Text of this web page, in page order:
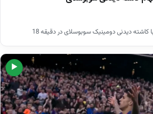
کاشته دیدنی دومینیک سوبوسلای در دقیقه 18
▶